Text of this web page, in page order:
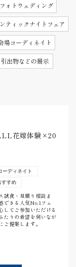
フォトウェディング
ティックナイトフェア
場コーディネイト
引出物などの展示
花嫁体験×20
ーディネイト
すすめ
試食・見積り相談ま
できる人気No.1フェ
してご参加いただける
たりの希望を伺いなが
ご提案します。